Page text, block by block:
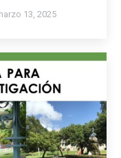
13, 2025